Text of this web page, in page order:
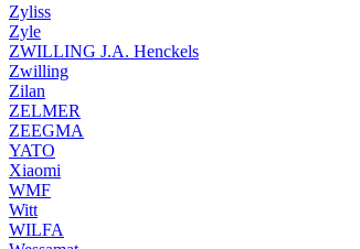
Zyliss
Zyle
ZWILLING J.A. Henckels
Zwilling
Zilan
ZELMER
ZEEGMA
YATO
Xiaomi
WMF
Witt
WILFA